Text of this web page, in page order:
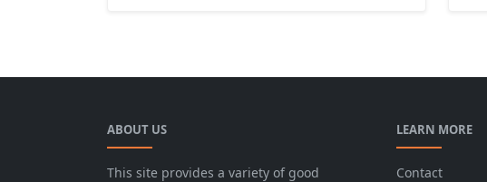
ABOUT US
This site provides a variety of good
LEARN MORE
Contact